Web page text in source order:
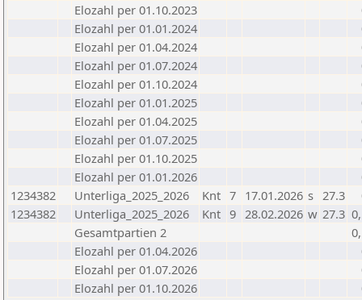
Elozahl per 01.10.2023
Elozahl per 01.01.2024
Elozahl per 01.04.2024
Elozahl per 01.07.2024
Elozahl per 01.10.2024
Elozahl per 01.01.2025
Elozahl per 01.04.2025
Elozahl per 01.07.2025
Elozahl per 01.10.2025
Elozahl per 01.01.2026
1234382
Unterliga_2025_2026 Knt 7 17.01.2026 s 27.3
1234382
Unterliga_2025_2026 Knt 9 28.02.2026 w 27.3
Gesamtpartien 2
Elozahl per 01.04.2026
Elozahl per 01.07.2026
Elozahl per 01.10.2026